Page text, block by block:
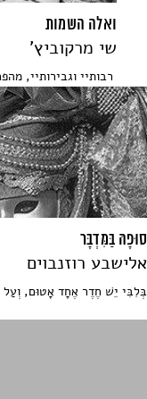
ואלה השמות
שי מרקוביץ'
רבותיי וגבירותיי,
סוּפָהּ בַּמִּדְבָּר
אלישבע רוזנבוים
בְּלִבִּי יֵשׁ חֶדֶר אֶחָד אָטוּם, וְעַל